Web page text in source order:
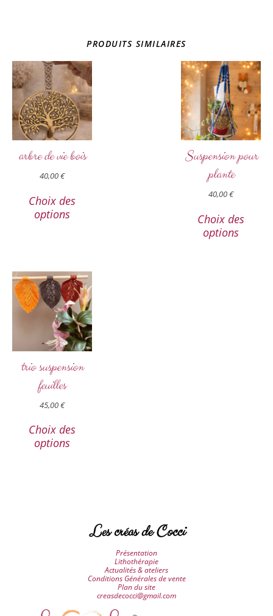
PRODUITS SIMILAIRES
arbre de vie bois
40,00€
Choix des
options
Suspension pour
plante
40,00€
Choix des
options
trio suspension
feuilles
45,00€
Choix des
options
Les créas de Cocci
Présentation
Lithothérapie
Actualités & ateliers
Conditions Générales de vente
Plan du site
creasdecocci@gmail.com